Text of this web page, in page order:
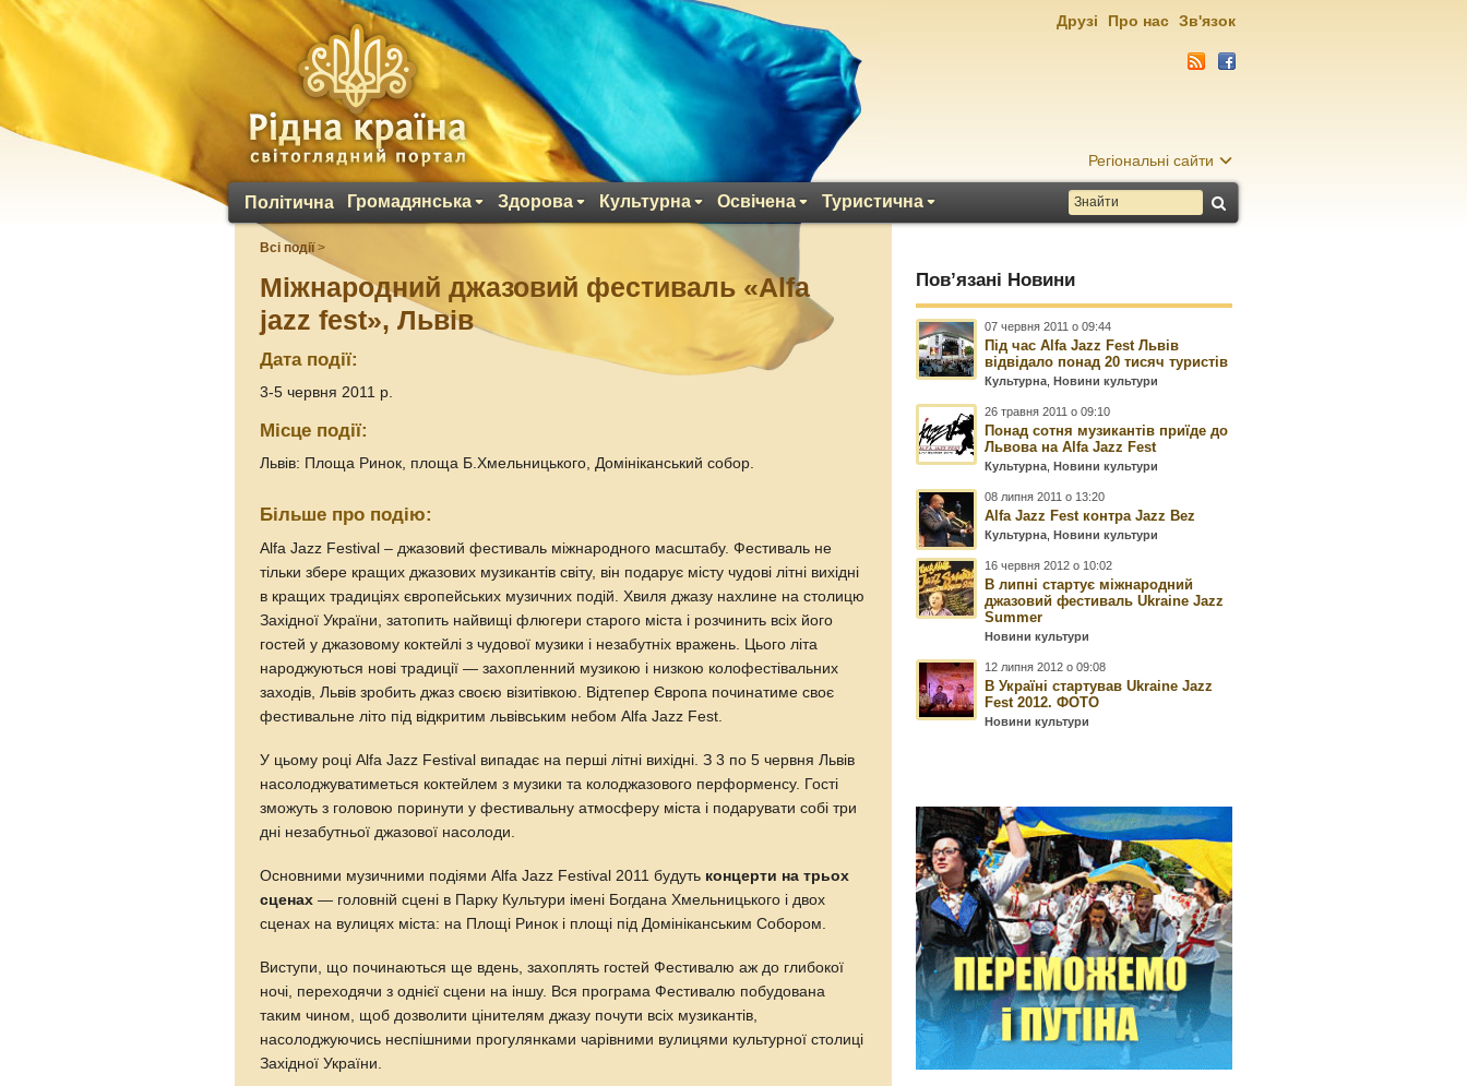
Регіональні сайти
Політична Громадянська Здорова Культурна Освічена Туристична
Друзі Про нас Зв'язок
Всі події>
Міжнародний джазовий фестиваль «Alfa
jazz fest», Львів
Дата події:
3-5 червня 2011 р.
Місце події:
Львів: Площа Ринок, площа Б.Хмельницького, Домініканський собор.
Більше про подію:
Alfa Jazz Festival – джазовий фестиваль міжнародного масштабу. Фестиваль не
тільки збере кращих джазових музикантів світу, він подарує місту чудові літні вихідні
в кращих традиціях європейських музичних подій. Хвиля джазу нахлине на столицю
Західної України, затопить найвищі флюгери старого міста і розчинить всіх його
гостей у джазовому коктейлі з чудової музики і незабутніх вражень. Цього літа
народжуються нові традиції — захопленний музикою і низкою колофестівальних
заходів, Львів зробить джаз своєю візитівкою. Відтепер Європа починатиме своє
фестивальне літо під відкритим львівським небом Alfa Jazz Fest.
У цьому році Alfa Jazz Festival випадає на перші літні вихідні. З 3 по 5 червня Львів
насолоджуватиметься коктейлем з музики та колоджазового перформенсу. Гості
зможуть з головою поринути у фестивальну атмосферу міста і подарувати собі три
дні незабутньої джазової насолоди.
Основними музичними подіями Alfa Jazz Festival 2011 будуть концерти на трьох
сценах — головній сцені в Парку Культури імені Богдана Хмельницького і двох
сценах на вулицях міста: на Площі Ринок і площі під Домініканським Собором.
Виступи, що починаються ще вдень, захоплять гостей Фестивалю аж до глибокої
ночі, переходячи з однієї сцени на іншу. Вся програма Фестивалю побудована
таким чином, щоб дозволити цінителям джазу почути всіх музикантів,
насолоджуючись неспішними прогулянками чарівними вулицями культурної столиці
Західної України.
Пов’язані Новини
07 червня 2011 о 09:44
Під час Alfa Jazz Fest Львів
відвідало понад 20 тисяч туристів
Культурна ,Новини культури
26 травня 2011 о 09:10
Понад сотня музикантів приїде до
Львова на Alfa Jazz Fest
Культурна ,Новини культури
08 липня 2011 о 13:20
Alfa Jazz Fest контра Jazz Bez
Культурна ,Новини культури
16 червня 2012 о 10:02
В липні стартує міжнародний
джазовий фестиваль Ukraine Jazz
Summer
Новини культури
12 липня 2012 о 09:08
В Україні стартував Ukraine Jazz
Fest 2012. ФОТО
Новини культури